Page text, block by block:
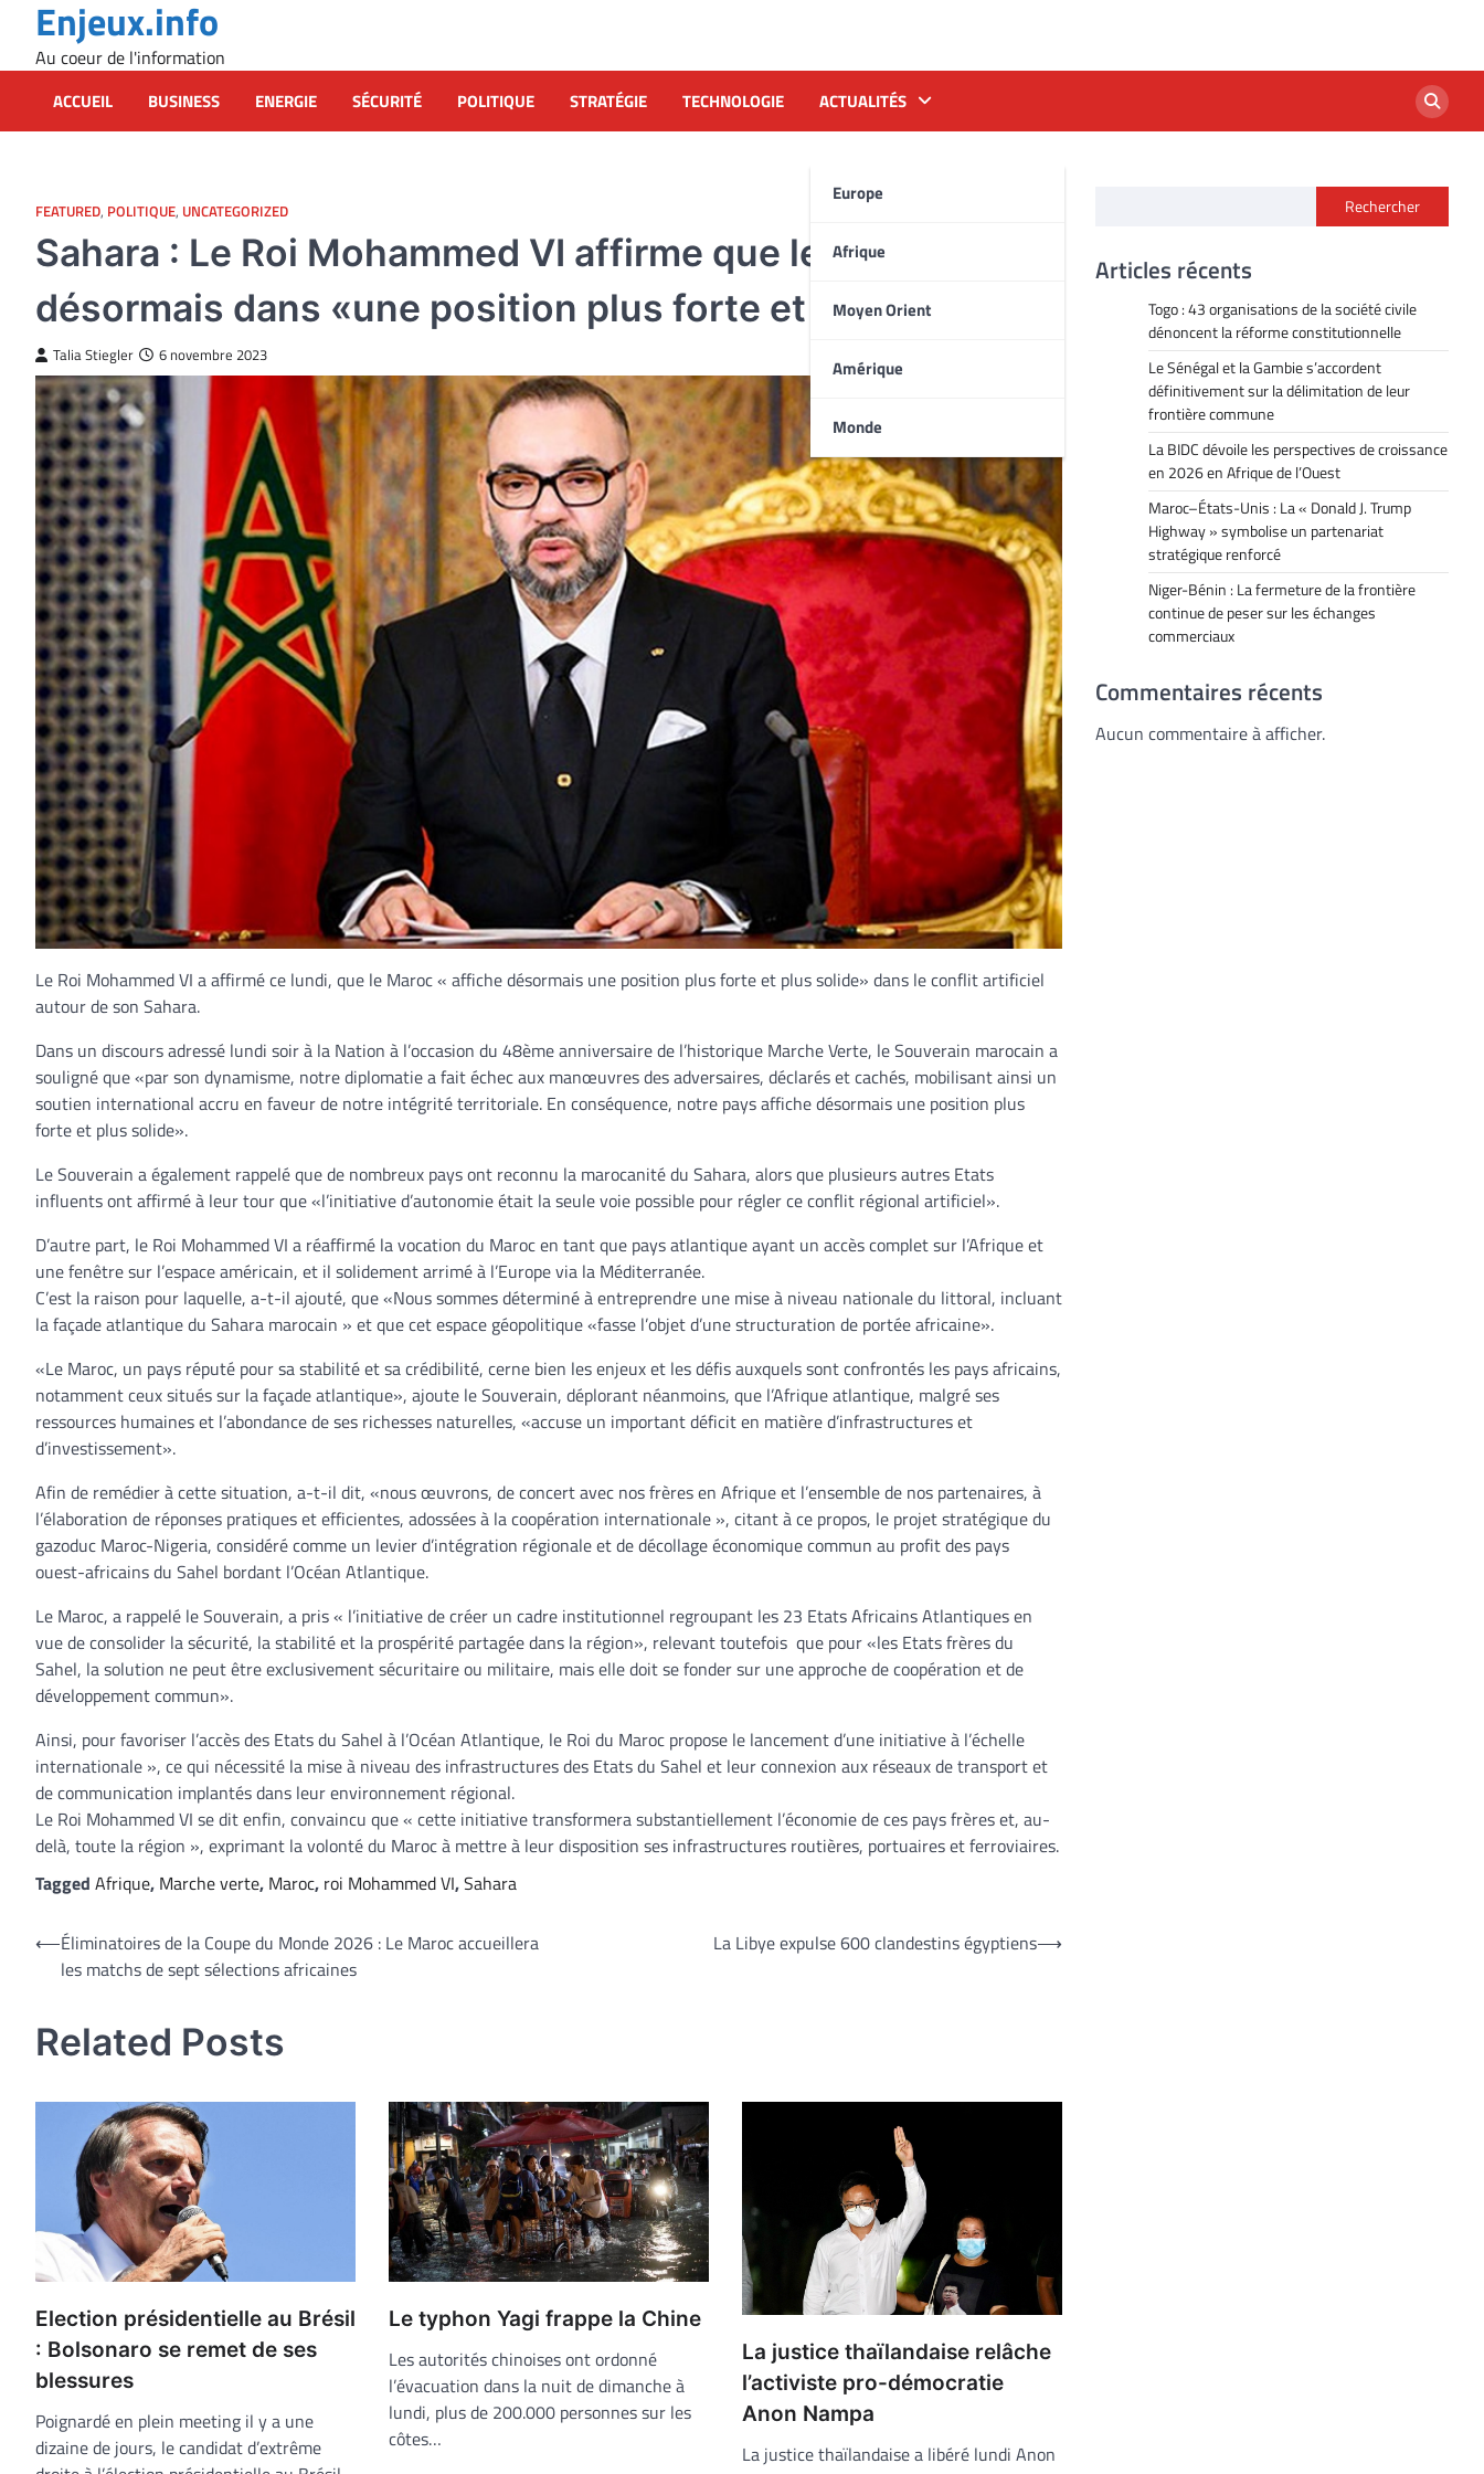
content
Enjeux.info
Au coeur de l'information
ACCUEIL BUSINESS ENERGIE SÉCURITÉ POLITIQUE STRATÉGIE TECHNOLOGIE ACTUALITÉS
Europe
Afrique
Moyen Orient
Amérique
Monde
FEATURED, POLITIQUE, UNCATEGORIZED
Sahara : Le Roi Mohammed VI affirme que le Maroc est
désormais dans «une position plus forte et plus solide»
Talia Stiegler 6 novembre 2023
Le Roi Mohammed VI a affirmé ce lundi, que le Maroc « affiche désormais une position plus forte et plus solide» dans le conflit artificiel
autour de son Sahara.
Dans un discours adressé lundi soir à la Nation à l’occasion du 48ème anniversaire de l’historique Marche Verte, le Souverain marocain a
souligné que «par son dynamisme, notre diplomatie a fait échec aux manœuvres des adversaires, déclarés et cachés, mobilisant ainsi un
soutien international accru en faveur de notre intégrité territoriale. En conséquence, notre pays affiche désormais une position plus
forte et plus solide».
Le Souverain a également rappelé que de nombreux pays ont reconnu la marocanité du Sahara, alors que plusieurs autres Etats
influents ont affirmé à leur tour que «l’initiative d’autonomie était la seule voie possible pour régler ce conflit régional artificiel».
D’autre part, le Roi Mohammed VI a réaffirmé la vocation du Maroc en tant que pays atlantique ayant un accès complet sur l’Afrique et
une fenêtre sur l’espace américain, et il solidement arrimé à l’Europe via la Méditerranée.
C’est la raison pour laquelle, a-t-il ajouté, que «Nous sommes déterminé à entreprendre une mise à niveau nationale du littoral, incluant
la façade atlantique du Sahara marocain » et que cet espace géopolitique «fasse l’objet d’une structuration de portée africaine».
«Le Maroc, un pays réputé pour sa stabilité et sa crédibilité, cerne bien les enjeux et les défis auxquels sont confrontés les pays africains,
notamment ceux situés sur la façade atlantique», ajoute le Souverain, déplorant néanmoins, que l’Afrique atlantique, malgré ses
ressources humaines et l’abondance de ses richesses naturelles, «accuse un important déficit en matière d’infrastructures et
d’investissement».
Afin de remédier à cette situation, a-t-il dit, «nous œuvrons, de concert avec nos frères en Afrique et l’ensemble de nos partenaires, à
l’élaboration de réponses pratiques et efficientes, adossées à la coopération internationale », citant à ce propos, le projet stratégique du
gazoduc Maroc-Nigeria, considéré comme un levier d’intégration régionale et de décollage économique commun au profit des pays
ouest-africains du Sahel bordant l’Océan Atlantique.
Le Maroc, a rappelé le Souverain, a pris « l’initiative de créer un cadre institutionnel regroupant les 23 Etats Africains Atlantiques en
vue de consolider la sécurité, la stabilité et la prospérité partagée dans la région», relevant toutefois que pour «les Etats frères du
Sahel, la solution ne peut être exclusivement sécuritaire ou militaire, mais elle doit se fonder sur une approche de coopération et de
développement commun».
Ainsi, pour favoriser l’accès des Etats du Sahel à l’Océan Atlantique, le Roi du Maroc propose le lancement d’une initiative à l’échelle
internationale », ce qui nécessité la mise à niveau des infrastructures des Etats du Sahel et leur connexion aux réseaux de transport et
de communication implantés dans leur environnement régional.
Le Roi Mohammed VI se dit enfin, convaincu que « cette initiative transformera substantiellement l’économie de ces pays frères et, au-
delà, toute la région », exprimant la volonté du Maroc à mettre à leur disposition ses infrastructures routières, portuaires et ferroviaires.
Tagged Afrique, Marche verte, Maroc, roi Mohammed VI,Sahara
Navigation
⟵Éliminatoires de la Coupe du Monde 2026 : Le Maroc accueillera
les matchs de sept sélections africaines
La Libye expulse 600 clandestins égyptiens⟶
Related Posts
Election présidentielle au Brésil
: Bolsonaro se remet de ses
blessures
Poignardé en plein meeting il y a une
dizaine de jours, le candidat d’extrême
Le typhon Yagi frappe la Chine
Les autorités chinoises ont ordonné
l’évacuation dans la nuit de dimanche à
lundi, plus de 200.000 personnes sur les
côtes…
La justice thaïlandaise relâche
l’activiste pro-démocratie
Anon Nampa
La justice thaïlandaise a libéré lundi Anon
Rechercher
Articles récents
Togo : 43 organisations de la société civile
dénoncent la réforme constitutionnelle
Le Sénégal et la Gambie s’accordent
définitivement sur la délimitation de leur
frontière commune
La BIDC dévoile les perspectives de croissance
en 2026 en Afrique de l’Ouest
Maroc–États-Unis : La « Donald J. Trump
Highway » symbolise un partenariat
stratégique renforcé
Niger-Bénin : La fermeture de la frontière
continue de peser sur les échanges
commerciaux
Commentaires récents
Aucun commentaire à afficher.